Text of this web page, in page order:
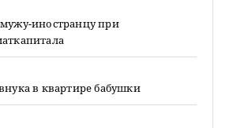
иностранцу при
в квартире бабушки